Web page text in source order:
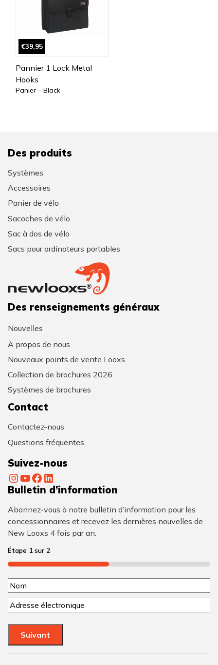
€39,95
Pannier 1 Lock Metal
Hooks
Panier – Black
Des produits
Systèmes
Accessoires
Panier de vélo
Sacoches de vélo
Sac à dos de vélo
Sacs pour ordinateurs portables
Des renseignements généraux
Nouvelles
À propos de nous
Nouveaux points de vente Looxs
Collection de brochures 2026
Systèmes de brochures
Contact
Contactez-nous
Questions fréquentes
Suivez-nous
InstagramYouTube Facebook LinkedIn
Bulletin d’information
Abonnez-vous à notre bulletin d’information pour les
concessionnaires et recevez les dernières nouvelles de
New Looxs 4 fois par an.
Étape 1 sur 2
50%
N
o
m
N
N
o
C
o
u
Suivant